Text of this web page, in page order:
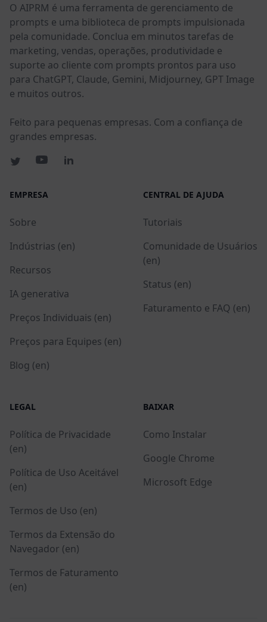
O AIPRM é uma ferramenta de gerenciamento de
prompts e uma biblioteca de prompts impulsionada
pela comunidade. Conclua em minutos tarefas de
marketing, vendas, operações, produtividade e
suporte ao cliente com prompts prontos para uso
para ChatGPT, Claude, Gemini, Midjourney, GPT Image
e muitos outros.
Feito para pequenas empresas. Com a confiança de
grandes empresas.
EMPRESA
Sobre
Indústrias (en)
Recursos
IA generativa
Preços Individuais (en)
Preços para Equipes (en)
Blog (en)
CENTRAL DE AJUDA
Tutoriais
Comunidade de Usuários
(en)
Status (en)
Faturamento e FAQ (en)
LEGAL
Política de Privacidade
(en)
Política de Uso Aceitável
(en)
Termos de Uso (en)
Termos da Extensão do
Navegador (en)
Termos de Faturamento
(en)
BAIXAR
Como Instalar
Google Chrome
Microsoft Edge